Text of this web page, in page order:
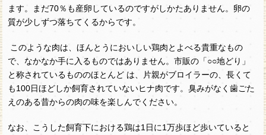
ます。まだ70％も産卵しているのですがしかたありません。卵の
質が少しずつ落ちてくるからです。
このような肉は、ほんとうにおいしい鶏肉とよべる貴重なもの
で、なかなか手に入るものではありません。市販の「○○地どり」
と称されているもののほとんど は、片親がブロイラーの、長くて
も100日ほどしか飼育されていないヒナ肉です。臭みがなく歯ごた
えのある昔からの肉の味を楽しんでください。
なお、こうした飼育下における鶏は1日に1万歩ほど歩いていると